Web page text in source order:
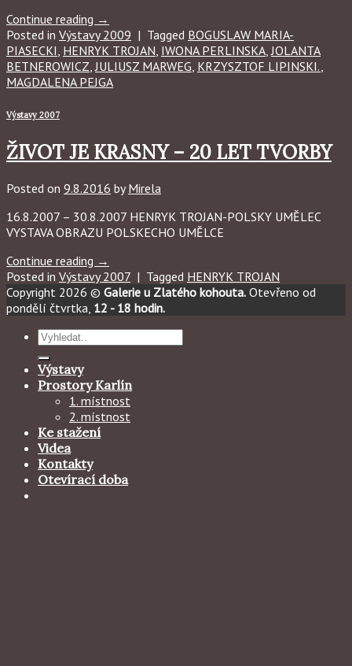
Continue reading →
Posted in Výstavy 2009 | Tagged BOGUSLAW MARIA-
PIASECKI, HENRYK TROJAN, IWONA PERLINSKA,JOLANTA
BETNEROWICZ,JULIUSZ MARWEG, KRZYSZTOF LIPINSKI.,
MAGDALENA PEJGA
Výstavy 2007
ŽIVOT JE KRASNY – 20 LET TVORBY
Posted on 9.8.2016 byMirela
16.8.2007 – 30.8.2007 HENRYK TROJAN-POLSKY UMĚLEC
VYSTAVA OBRAZU POLSKECHO UMĚLCE
Continue reading →
Posted in Výstavy 2007 | Tagged HENRYK TROJAN
Copyright 2026 © Galerie u Zlatého kohouta. Otevřeno od
pondělí čtvrtka, 12 - 18 hodin.
Hledat:
Výstavy
Prostory Karlín
1. místnost
2. místnost
Ke stažení
Videa
Kontakty
Otevírací doba